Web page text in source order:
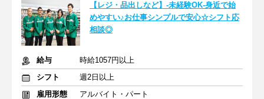
【レジ・品出しなど】-未経験OK-身近で始
めやすい♪お仕事シンプルで安心☆シフト応
相談◎
給与
時給1057円以上
シフト
週2日以上
雇用形態
アルバイト・パート